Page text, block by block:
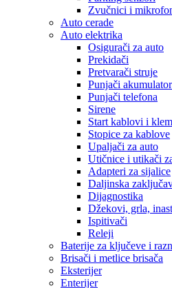
Zvučnici i
Auto cerade
Auto elektrika
Osigurači za auto
Prekidači
Pretvarači struje
Punjači
Punjači telefona
Sirene
Start kablovi i
Stopice za kablove
Upaljači za auto
Utičnice i utikači
Adapteri za sijalice
Daljinska
Dijagnostika
Džekovi, grla,
Ispitivači
Releji
Baterije za ključeve i
Brisači i metlice brisača
Eksterijer
Enterijer